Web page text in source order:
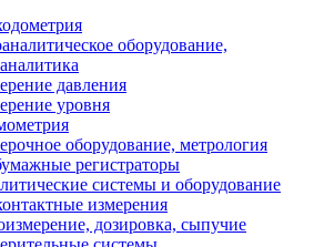
оборудование,
давления
уровня
оборудование, метрология
регистраторы
системы и оборудование
измерения
дозировка, сыпучие